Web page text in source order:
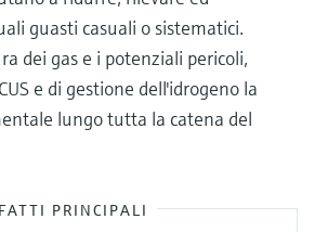
guasti casuali o sistematici.
dei gas e i potenziali pericoli,
e di gestione dell'idrogeno la
lungo tutta la catena del
FATTI PRINCIPALI